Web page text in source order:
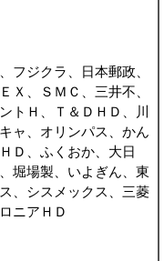
フジクラ、日本郵政、
Ｘ、ＳＭＣ、三井不、
トＨ、Ｔ＆ＤＨＤ、川
ャ、オリンパス、かん
Ｄ、ふくおか、大日
堀場製、いよぎん、東
、シスメックス、三菱
ニアＨＤ